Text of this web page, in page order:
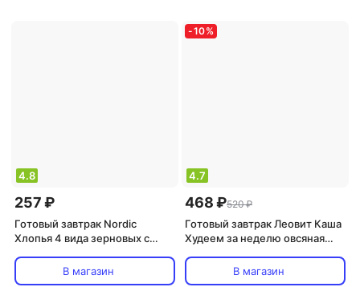
4.8
257 ₽
Готовый завтрак Nordic
Хлопья 4 вида зерновых с
В магазин
-10%
4.7
468 ₽520 ₽
Готовый завтрак Леовит Каша
Худеем за неделю овсяная
шт по 40 гВ магазин